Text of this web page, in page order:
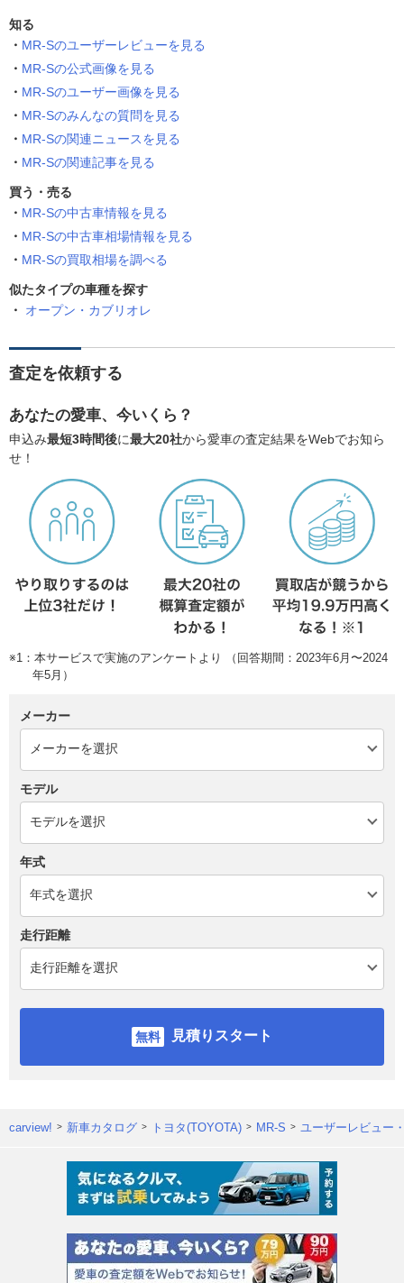
知る
MR-Sのユーザーレビューを見る
MR-Sの公式画像を見る
MR-Sのユーザー画像を見る
MR-Sのみんなの質問を見る
MR-Sの関連ニュースを見る
MR-Sの関連記事を見る
買う・売る
MR-Sの中古車情報を見る
MR-Sの中古車相場情報を見る
MR-Sの買取相場を調べる
似たタイプの車種を探す
オープン・カブリオレ
査定を依頼する
あなたの愛車、今いくら？
申込み最短3時間後に最大20社から愛車の査定結果をWebでお知ら
せ！
※1：本サービスで実施のアンケートより （回答期間：2023年6月〜2024
年5月）
メーカー
モデル
年式
走行距離
見積りスタート
carview! 新車カタログ トヨタ(TOYOTA) MR-S ユーザーレビュー